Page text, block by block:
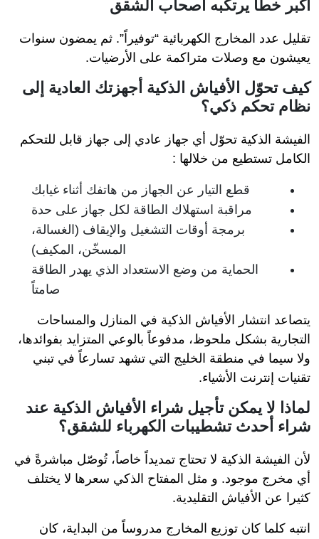
أكبر خطأ يرتكبه أصحاب الشقق
تقليل عدد المخارج الكهربائية “توفيراً”. ثم يمضون سنوات
يعيشون مع وصلات متراكمة على الأرضيات.
كيف تحوّل الأفياش الذكية أجهزتك العادية إلى
نظام تحكم ذكي؟
الفيشة الذكية تحوّل أي جهاز عادي إلى جهاز قابل للتحكم
الكامل تستطيع من خلالها :
قطع التيار عن الجهاز من هاتفك أثناء غيابك
مراقبة استهلاك الطاقة لكل جهاز على حدة
برمجة أوقات التشغيل والإيقاف (الغسالة،
المسخّن، المكيف)
الحماية من وضع الاستعداد الذي يهدر الطاقة
صامتاً
يتصاعد انتشار الأفياش الذكية في المنازل والمساحات
التجارية بشكل ملحوظ، مدفوعاً بالوعي المتزايد بفوائدها،
ولا سيما في منطقة الخليج التي تشهد تسارعاً في تبني
تقنيات إنترنت الأشياء.
لماذا لا يمكن تأجيل شراء الأفياش الذكية عند
شراء أحدث تشطيبات الكهرباء للشقق؟
لأن الفيشة الذكية لا تحتاج تمديداً خاصاً، تُوصّل مباشرةً في
أي مخرج موجود. و مثل المفتاح الذكي سعرها لا يختلف
كثيرا عن الأفياش التقليدية.
انتبه كلما كان توزيع المخارج مدروساً من البداية، كان